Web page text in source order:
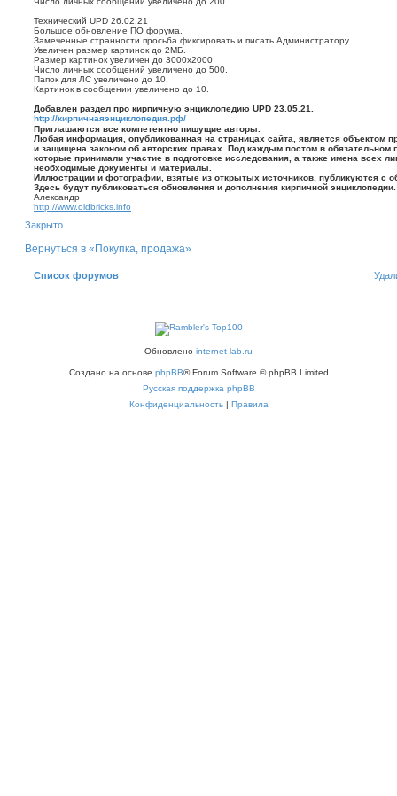
Технический UPD 26.02.21
Большое обновление ПО форума.
Замеченные странности просьба фиксировать и писать Администратору.
Увеличен размер картинок до 2МБ.
Размер картинок увеличен до 3000х2000
Число личных сообщений увеличено до 500.
Папок для ЛС увеличено до 10.
Картинок в сообщении увеличено до 10.
Добавлен раздел про кирпичную энциклопедию UPD 23.05.21.
http://кирпичнаяэнциклопедия.рф/
Приглашаются все компетентно пишущие авторы.
Любая информация, опубликованная на страницах сайта, является объектом
и защищена законом об авторских правах. Под каждым постом в обязательном
которые принимали участие в подготовке исследования, а также имена всех
необходимые документы и материалы.
Иллюстрации и фотографии, взятые из открытых источников, публикуются с
Здесь будут публиковаться обновления и дополнения кирпичной энциклопедии.
Александр
http://www.oldbricks.info
Закрыто
Вернуться в «Покупка, продажа»
Список форумов
Обновлено internet-lab.ru
Создано на основе phpBB® Forum Software © phpBB Limited
Русская поддержка phpBB
Конфиденциальность| Правила